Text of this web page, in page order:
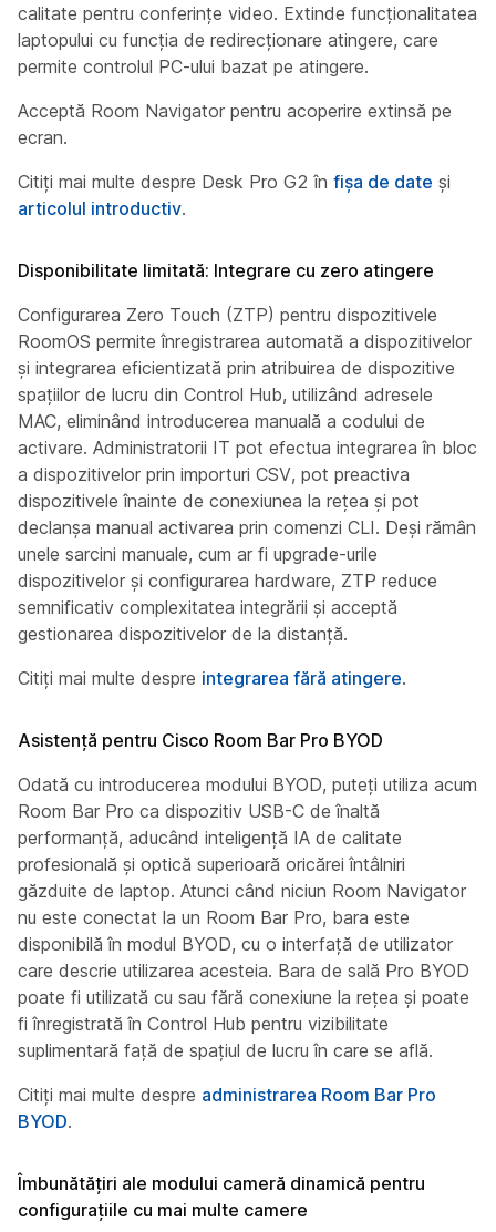
calitate pentru conferințe video. Extinde funcționalitatea
laptopului cu funcția de redirecționare atingere, care
permite controlul PC-ului bazat pe atingere.
Acceptă Room Navigator pentru acoperire extinsă pe
ecran.
Citiți mai multe despre Desk Pro G2 în fișa de date și
articolul introductiv.
Disponibilitate limitată: Integrare cu zero atingere
Configurarea Zero Touch (ZTP) pentru dispozitivele
RoomOS permite înregistrarea automată a dispozitivelor
și integrarea eficientizată prin atribuirea de dispozitive
spațiilor de lucru din Control Hub, utilizând adresele
MAC, eliminând introducerea manuală a codului de
activare. Administratorii IT pot efectua integrarea în bloc
a dispozitivelor prin importuri CSV, pot preactiva
dispozitivele înainte de conexiunea la rețea și pot
declanșa manual activarea prin comenzi CLI. Deși rămân
unele sarcini manuale, cum ar fi upgrade-urile
dispozitivelor și configurarea hardware, ZTP reduce
semnificativ complexitatea integrării și acceptă
gestionarea dispozitivelor de la distanță.
Citiți mai multe despre integrarea fără atingere.
Asistență pentru Cisco Room Bar Pro BYOD
Odată cu introducerea modului BYOD, puteți utiliza acum
Room Bar Pro ca dispozitiv USB-C de înaltă
performanță, aducând inteligență IA de calitate
profesională și optică superioară oricărei întâlniri
găzduite de laptop. Atunci când niciun Room Navigator
nu este conectat la un Room Bar Pro, bara este
disponibilă în modul BYOD, cu o interfață de utilizator
care descrie utilizarea acesteia. Bara de sală Pro BYOD
poate fi utilizată cu sau fără conexiune la rețea și poate
fi înregistrată în Control Hub pentru vizibilitate
suplimentară față de spațiul de lucru în care se află.
Citiți mai multe despre administrarea Room Bar Pro
BYOD.
Îmbunătățiri ale modului cameră dinamică pentru
configurațiile cu mai multe camere